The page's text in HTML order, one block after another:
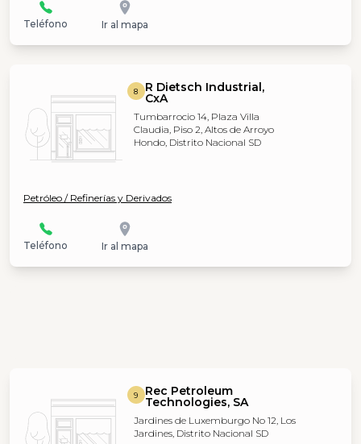
Teléfono Ir al mapa
8 R Dietsch Industrial,
CxA
Tumbarrocio 14, Plaza Villa
Claudia, Piso 2, Altos de Arroyo
Hondo, Distrito Nacional SD
Petróleo / Refinerías y Derivados
Teléfono Ir al mapa
9 Rec Petroleum
Technologies, SA
Jardines de Luxemburgo No 12, Los
Jardines, Distrito Nacional SD